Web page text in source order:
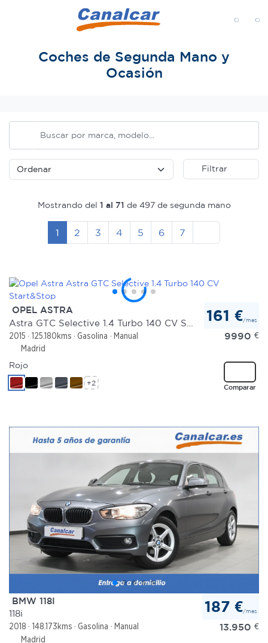
Coches de Segunda Mano y
Ocasión
Filtrar
Mostrando del 1 al 71 de 497 de segunda mano
1 2 3 4 5 6 7
OPEL ASTRA
2015 125.180kms Gasolina
Manual
Madrid
161 €/mes
9990 €
Comparar
Rojo
+2
BMW 118I
118i
2018 148.173kms Gasolina
Manual
Madrid
187 €/mes
13.950 €